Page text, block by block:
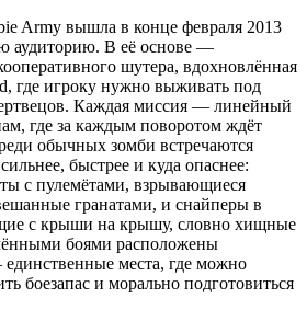
Army вышла в конце февраля 2013
аудиторию. В её основе —
шутера, вдохновлённая
где игроку нужно выживать под
Каждая миссия — линейный
где за каждым поворотом ждёт
обычных зомби встречаются
быстрее и куда опаснее:
с пулемётами, взрывающиеся
гранатами, и снайперы в
с крыши на крышу, словно хищные
боями расположены
места, где можно
боезапас и морально подготовиться